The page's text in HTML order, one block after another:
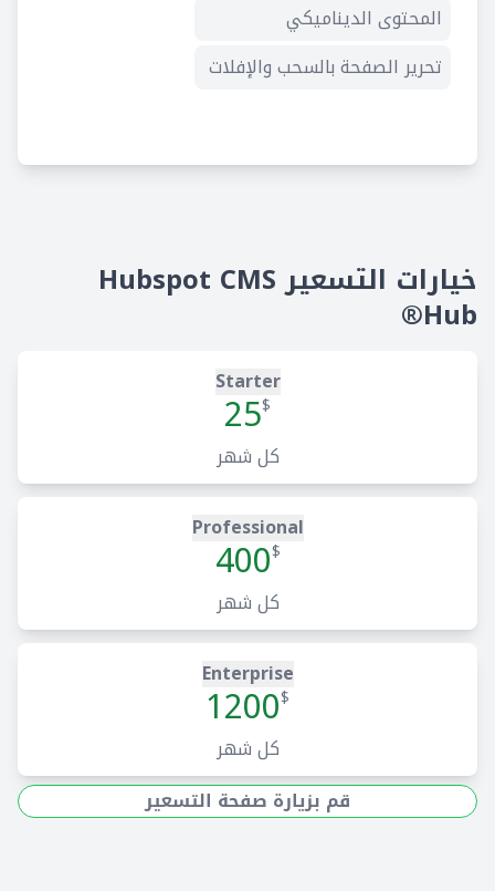
المحتوى الديناميكي
تحرير الصفحة بالسحب والإفلات
خيارات التسعير Hubspot CMS
Hub®
Starter
$
25
كل شهر
Professional
$
400
كل شهر
Enterprise
$
1200
كل شهر
قم بزيارة صفحة التسعير